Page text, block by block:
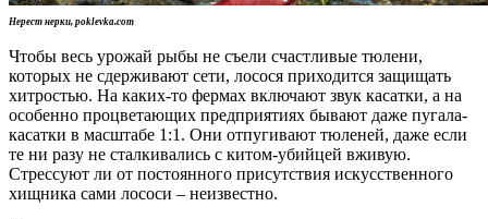
Нерест нерки, poklevka.com
Чтобы весь урожай рыбы не съели счастливые тюлени,
которых не сдерживают сети, лосося приходится защищать
хитростью. На каких-то фермах включают звук касатки, а на
особенно процветающих предприятиях бывают даже пугала-
касатки в масштабе 1:1. Они отпугивают тюленей, даже если
те ни разу не сталкивались с китом-убийцей вживую.
Стрессуют ли от постоянного присутствия искусственного
хищника сами лососи – неизвестно.